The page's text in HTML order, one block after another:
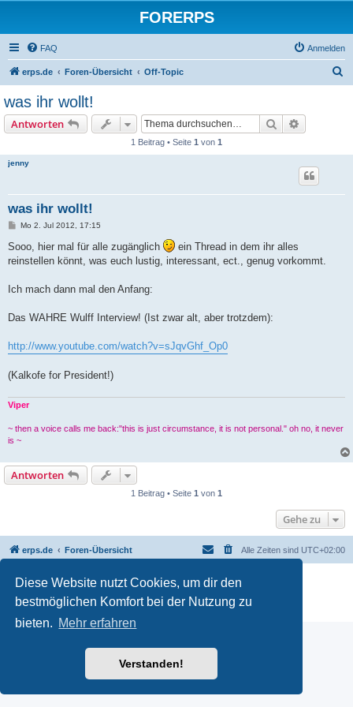
Diese Website nutzt Cookies, um dir den
bestmöglichen Komfort bei der Nutzung zu
bieten. Mehr erfahren
Verstanden!
FORERPS
FAQ Anmelden
erps.de Foren-Übersicht Off-Topic
was ihr wollt!
Antworten Suche
1 Beitrag • Seite 1 von 1
jenny
was ihr wollt!
B
i
t
Mo 2. Jul 2012, 17:15
Sooo, hier mal für alle zugänglich
ein Thread in dem ihr alles
reinstellen könnt, was euch lustig, interessant, ect., genug vorkommt.
Ich mach dann mal den Anfang:
Das WAHRE Wulff Interview! (Ist zwar alt, aber trotzdem):
http://www.youtube.com/watch?v=sJqvGhf_Op0
(Kalkofe for President!)
Viper
~ then a voice calls me back:"this is just circumstance, it is not personal." oh no, it never
is ~
Antworten
1 Beitrag • Seite 1 von 1
Gehe zu
erps.de Foren-Übersicht Alle Zeiten sind UTC+02:00
Powered by phpBB
® Forum Software © phpBB Limited
PRIVACY_LINK| TERMS_LINK